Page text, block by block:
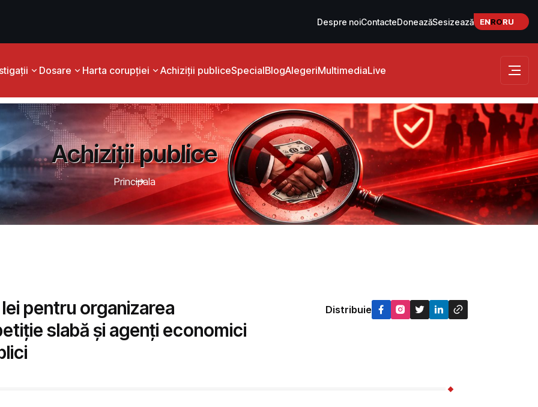
Despre noiContacteDoneazăSesizează ENRORU
Dosare Harta corupției Achiziții publiceSpecialBlogAlegeriMultimediaLive
Achiziții publice
Principala
pentru organizarea
slabă și agenți economici
Distribuie